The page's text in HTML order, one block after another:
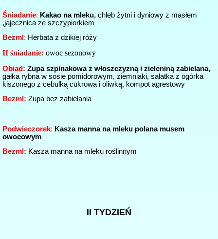
Śniadanie: Kakao na mleku, chleb żytni i dyniowy z masłem
,jajecznica ze szczypiorkiem
Bezml : Herbata z dzikiej róży
II śniadanie: owoc sezonowy
Obiad: Zupa szpinakowa z włoszczyzną i zieleniną zabielana,
gałka rybna w sosie pomidorowym, ziemniaki, sałatka z ogórka
kiszonego z cebulką cukrowa i oliwką, kompot agrestowy
Bezml: Zupa bez zabielania
Podwieczorek: Kasza manna na mleku polana musem
owocowym
Bezml: Kasza manna na mleku roślinnym
II TYDZIEŃ